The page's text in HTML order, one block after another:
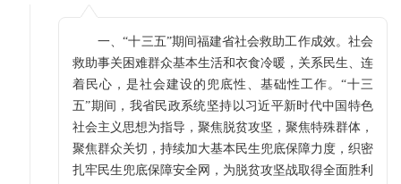
一、“十三五”期间福建省社会救助工作成效。社会
救助事关困难群众基本生活和衣食冷暖，关系民生、连
着民心，是社会建设的兜底性、基础性工作。“十三
五”期间，我省民政系统坚持以习近平新时代中国特色
社会主义思想为指导，聚焦脱贫攻坚，聚焦特殊群体，
聚焦群众关切，持续加大基本民生兜底保障力度，织密
扎牢民生兜底保障安全网，为脱贫攻坚战取得全面胜利